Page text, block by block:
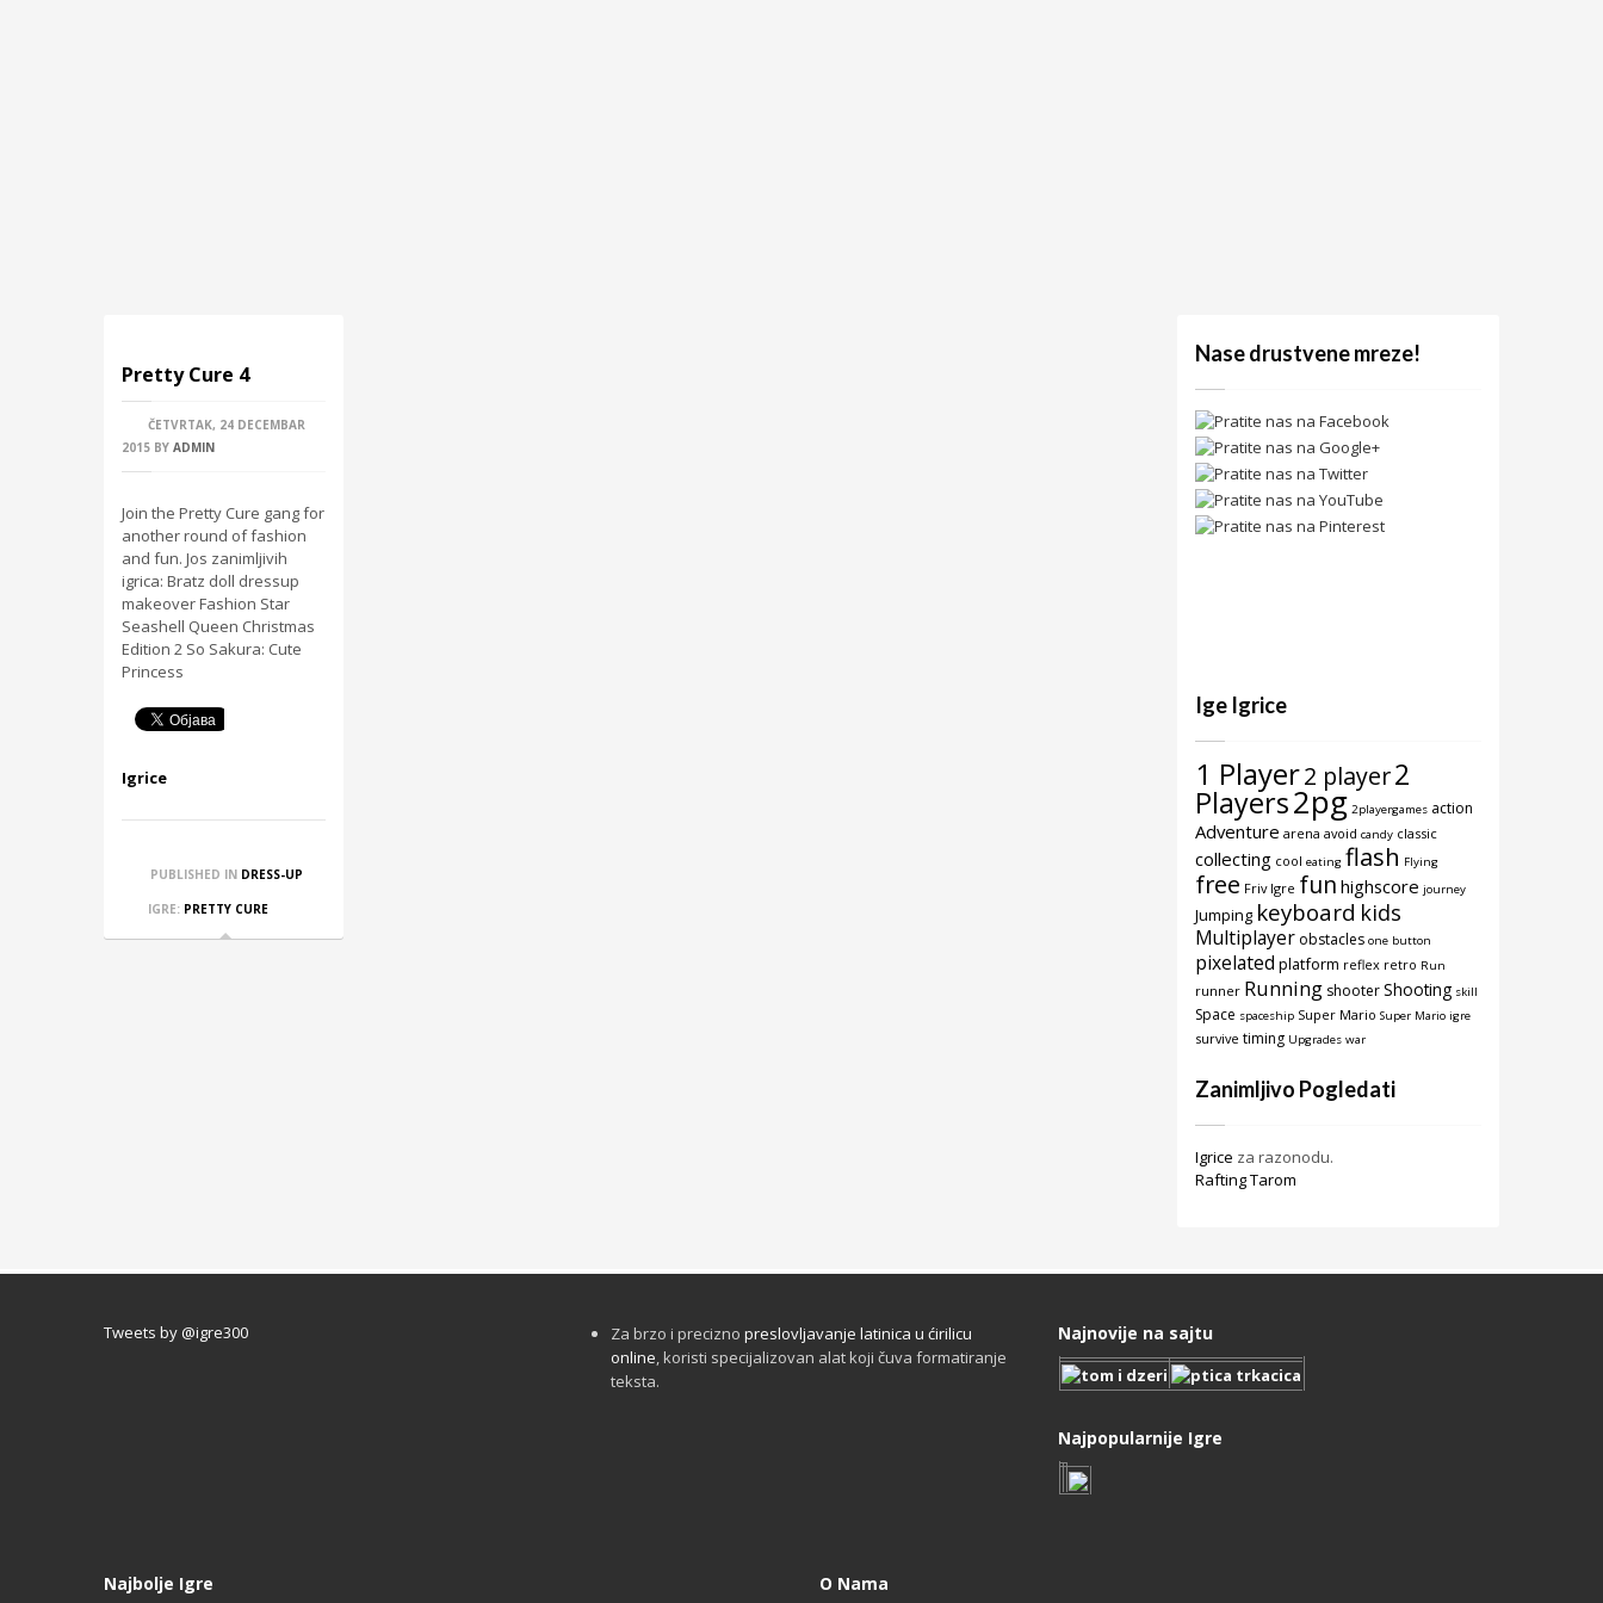
Pretty Cure 4
ČETVRTAK, 24 DECEMBAR
2015 BY ADMIN
Join the Pretty Cure gang for
another round of fashion
and fun. Jos zanimljivih
igrica: Bratz doll dressup
makeover Fashion Star
Seashell Queen Christmas
Edition 2 So Sakura: Cute
Princess
Igrice
PUBLISHED IN DRESS-UP
IGRE: PRETTY CURE
Nase drustvene mreze!
Ige Igrice
1 Player2 player2
Players2pg 2playergames action
Adventure arena avoid candy classic
collecting cool eating flash Flying
free Friv Igre fun highscore journey
Jumping keyboard kids
Multiplayer obstacles one button
pixelated platform reflex retro Run
runner Running shooterShooting skill
Space spaceship Super Mario Super Mario igre
survive timing Upgrades war
Zanimljivo Pogledati
Igrice za razonodu.
Rafting Tarom
Tweets by @igre300 Za brzo i precizno preslovljavanje latinica u ćirilicu
online, koristi specijalizovan alat koji čuva formatiranje
teksta.
Najnovije na sajtu
Najpopularnije Igre
Najbolje Igre O Nama